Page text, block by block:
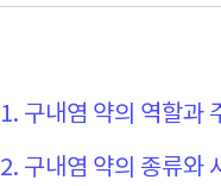
1. 구내염 약의 역할과
2. 구내염 약의 종류와